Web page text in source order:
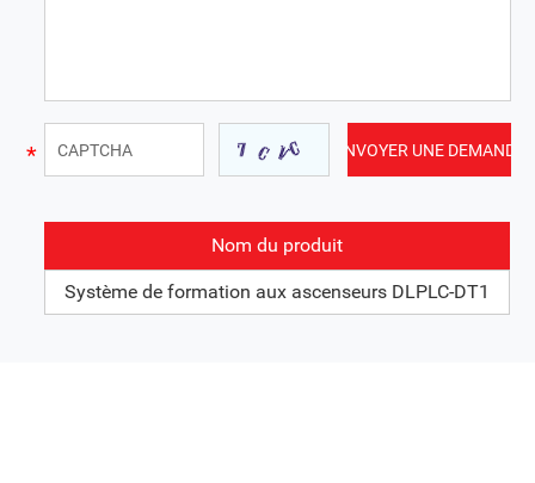
Nom du produit
Système de formation aux ascenseurs DLPLC-DT1